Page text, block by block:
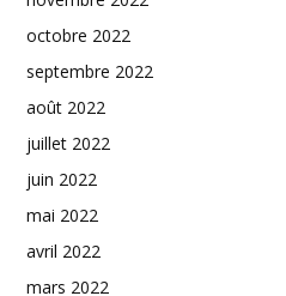
octobre 2022
septembre 2022
août 2022
juillet 2022
juin 2022
mai 2022
avril 2022
mars 2022